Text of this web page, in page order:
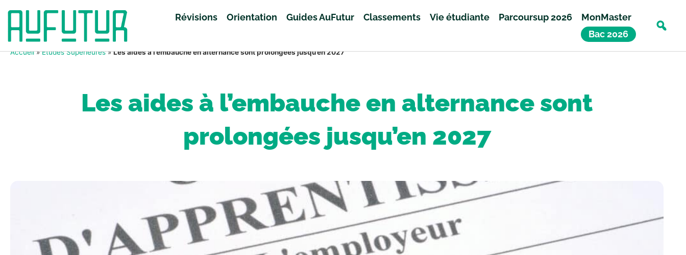
Révisions Orientation Guides AuFutur Classements Vie étudiante Parcoursup 2026
MonMaster
Bac 2026
Accueil»Études Supérieures»Les aides à l’embauche en alternance sont prolongées jusqu’en 2027
Les aides à l’embauche en alternance sont
prolongées jusqu’en 2027